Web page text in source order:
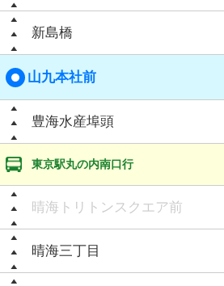
新島橋
山九本社前
豊海水産埠頭
東京駅丸の内南口行
晴海トリトンスクエア前
晴海三丁目